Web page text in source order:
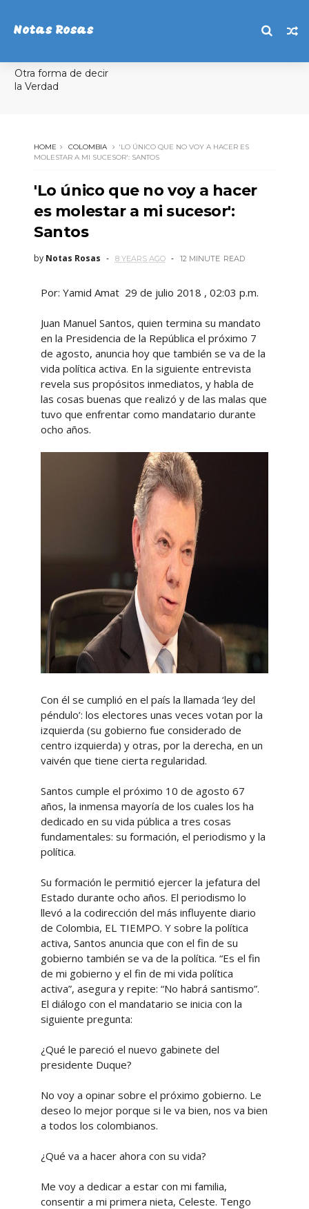
Notas Rosas
Otra forma de decir
la Verdad
HOME COLOMBIA
'LO ÚNICO QUE NO VOY A HACER ES
MOLESTAR A MI SUCESOR': SANTOS
'Lo único que no voy a hacer
es molestar a mi sucesor':
Santos
by Notas Rosas 8 YEARS AGO 12 MINUTE READ
Por: Yamid Amat 29 de julio 2018 , 02:03 p.m.
Juan Manuel Santos, quien termina su mandato
en la Presidencia de la República el próximo 7
de agosto, anuncia hoy que también se va de la
vida política activa. En la siguiente entrevista
revela sus propósitos inmediatos, y habla de
las cosas buenas que realizó y de las malas que
tuvo que enfrentar como mandatario durante
ocho años.
Con él se cumplió en el país la llamada ‘ley del
péndulo’: los electores unas veces votan por la
izquierda (su gobierno fue considerado de
centro izquierda) y otras, por la derecha, en un
vaivén que tiene cierta regularidad.
Santos cumple el próximo 10 de agosto 67
años, la inmensa mayoría de los cuales los ha
dedicado en su vida pública a tres cosas
fundamentales: su formación, el periodismo y la
política.
Su formación le permitió ejercer la jefatura del
Estado durante ocho años. El periodismo lo
llevó a la codirección del más influyente diario
de Colombia, EL TIEMPO. Y sobre la política
activa, Santos anuncia que con el fin de su
gobierno también se va de la política. “Es el fin
de mi gobierno y el fin de mi vida política
activa”, asegura y repite: “No habrá santismo”.
El diálogo con el mandatario se inicia con la
siguiente pregunta:
¿Qué le pareció el nuevo gabinete del
presidente Duque?
No voy a opinar sobre el próximo gobierno. Le
deseo lo mejor porque si le va bien, nos va bien
a todos los colombianos.
¿Qué va a hacer ahora con su vida?
Me voy a dedicar a estar con mi familia,
consentir a mi primera nieta, Celeste. Tengo